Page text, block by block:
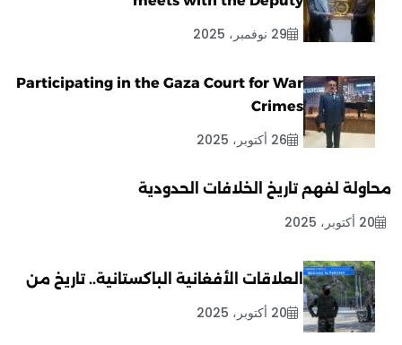
29 نوفمبر، 2025
Participating in the Gaza Court for War
Crimes
26 أكتوبر، 2025
محاولة لفهم تاريخ الخلافات الحدودية
20 أكتوبر، 2025
العلاقات الأفغانية الباكستانية.. تاريخ من
20 أكتوبر، 2025